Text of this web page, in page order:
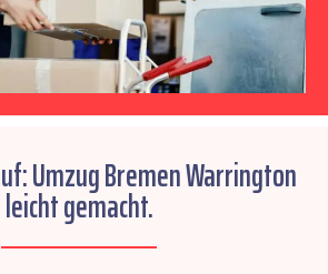
Umzug Bremen Warrington
leicht gemacht.